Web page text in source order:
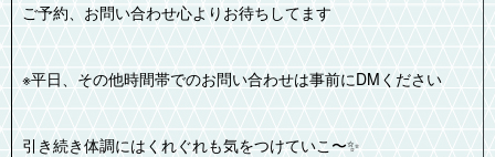
ご予約、お問い合わせ心よりお待ちしてます
※平日、その他時間帯でのお問い合わせは事前にDMください
引き続き体調にはくれぐれも気をつけていこ〜✨️